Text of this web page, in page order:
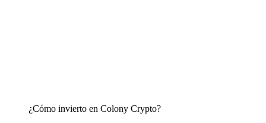
¿Cómo invierto en Colony Crypto?